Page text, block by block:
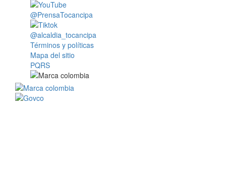
@PrensaTocancipa
@alcaldia_tocancipa
Términos y políticas
Mapa del sitio
PQRS